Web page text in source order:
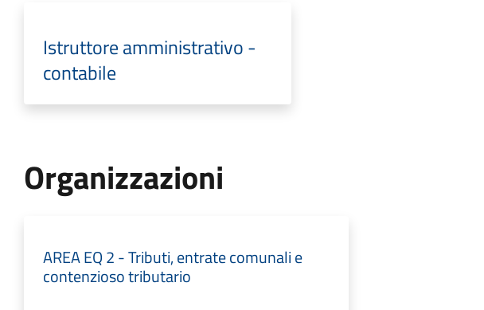
Istruttore amministrativo -
contabile
Organizzazioni
AREA EQ 2 - Tributi, entrate comunali e
contenzioso tributario